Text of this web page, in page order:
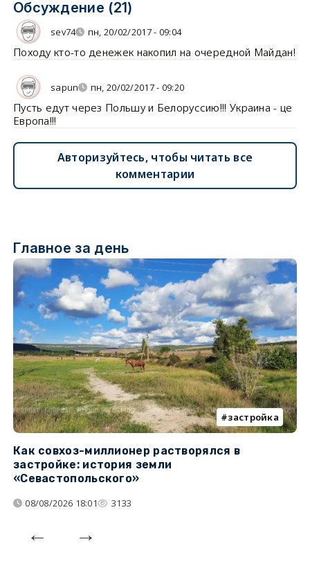
Обсуждение (21)
sev74 пн, 20/02/2017 - 09:04
Походу кто-то денежек накопил на очередной Майдан!
sapun пн, 20/02/2017 - 09:20
Пусть едут через Польшу и Белоруссию!!! Украина - це
Европа!!!
Авторизуйтесь, чтобы читать все
комментарии
Главное за день
застройка
Как совхоз-миллионер растворялся в
застройке: история земли
«Севастопольского»
08/08/2026 18:01 3133